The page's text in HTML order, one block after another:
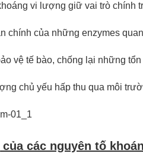
vi lượng giữ vai trò chính
chính của những enzymes
vệ tế bào, chống lại những
chủ yếu hấp thu qua môi
của các nguyên tố